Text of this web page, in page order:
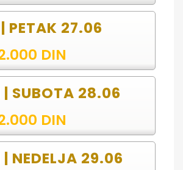
PETAK 27.06
DIN
SUBOTA 28.06
DIN
NEDELJA 29.06